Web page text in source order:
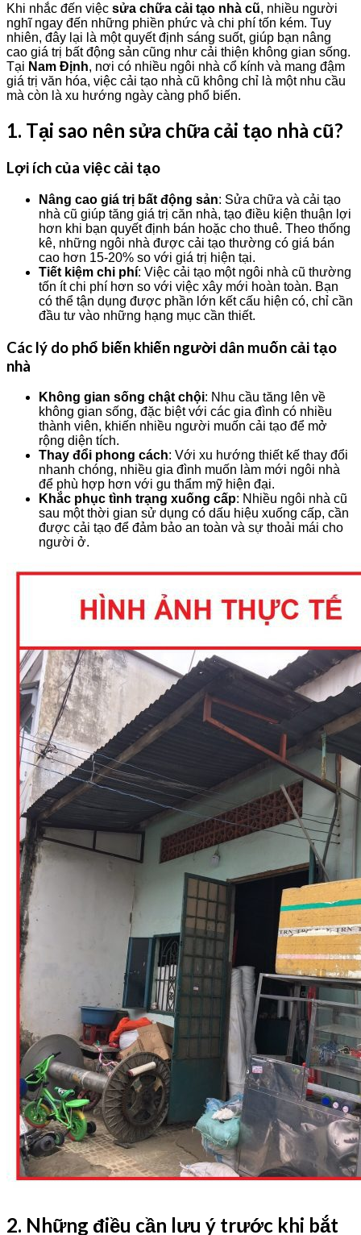
Khi nhắc đến việc sửa chữa cải tạo nhà cũ, nhiều người
nghĩ ngay đến những phiền phức và chi phí tốn kém. Tuy
nhiên, đây lại là một quyết định sáng suốt, giúp bạn nâng
cao giá trị bất động sản cũng như cải thiện không gian sống.
Tại Nam Định, nơi có nhiều ngôi nhà cổ kính và mang đậm
giá trị văn hóa, việc cải tạo nhà cũ không chỉ là một nhu cầu
mà còn là xu hướng ngày càng phổ biến.
1. Tại sao nên sửa chữa cải tạo nhà cũ?
Lợi ích của việc cải tạo
Nâng cao giá trị bất động sản: Sửa chữa và cải tạo
nhà cũ giúp tăng giá trị căn nhà, tạo điều kiện thuận lợi
hơn khi bạn quyết định bán hoặc cho thuê. Theo thống
kê, những ngôi nhà được cải tạo thường có giá bán
cao hơn 15-20% so với giá trị hiện tại.
Tiết kiệm chi phí: Việc cải tạo một ngôi nhà cũ thường
tốn ít chi phí hơn so với việc xây mới hoàn toàn. Bạn
có thể tận dụng được phần lớn kết cấu hiện có, chỉ cần
đầu tư vào những hạng mục cần thiết.
Các lý do phổ biến khiến người dân muốn cải tạo
nhà
Không gian sống chật chội: Nhu cầu tăng lên về
không gian sống, đặc biệt với các gia đình có nhiều
thành viên, khiến nhiều người muốn cải tạo để mở
rộng diện tích.
Thay đổi phong cách: Với xu hướng thiết kế thay đổi
nhanh chóng, nhiều gia đình muốn làm mới ngôi nhà
để phù hợp hơn với gu thẩm mỹ hiện đại.
Khắc phục tình trạng xuống cấp: Nhiều ngôi nhà cũ
sau một thời gian sử dụng có dấu hiệu xuống cấp, cần
được cải tạo để đảm bảo an toàn và sự thoải mái cho
người ở.
2. Những điều cần lưu ý trước khi bắt